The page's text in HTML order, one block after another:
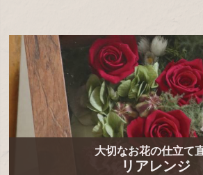
大切なお花の仕立て
リアレンジ